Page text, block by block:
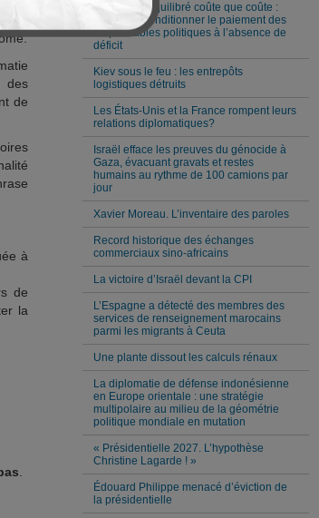
des
de
à
de
la
Un budget équilibré coûte que coûte :
Milei veut conditionner le paiement des
responsables politiques à l’absence de
déficit
Kiev sous le feu : les entrepôts
logistiques détruits
Les États-Unis et la France rompent leurs
relations diplomatiques?
Israël efface les preuves du génocide à
Gaza, évacuant gravats et restes
humains au rythme de 100 camions par
jour
Xavier Moreau. L’inventaire des paroles
Record historique des échanges
commerciaux sino-africains
La victoire d’Israël devant la CPI
L’Espagne a détecté des membres des
services de renseignement marocains
parmi les migrants à Ceuta
Une plante dissout les calculs rénaux
La diplomatie de défense indonésienne
en Europe orientale : une stratégie
multipolaire au milieu de la géométrie
politique mondiale en mutation
« Présidentielle 2027. L’hypothèse
Christine Lagarde ! »
Édouard Philippe menacé d’éviction de
la présidentielle